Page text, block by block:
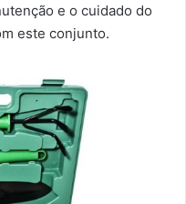
e o cuidado do
este conjunto.